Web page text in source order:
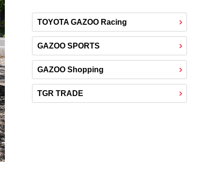
TOYOTA GAZOO Racing
GAZOO SPORTS
GAZOO Shopping
TGR TRADE